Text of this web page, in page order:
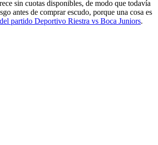
sin cuotas disponibles, de modo que todavía
antes de comprar escudo, porque una cosa es
partido Deportivo Riestra vs Boca Juniors.